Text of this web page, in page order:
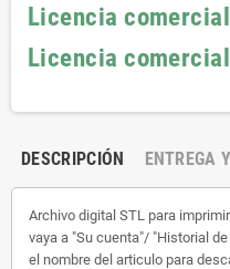
Licencia
Licencia
DESCRIPCIÓN ENTREGA
Archivo digital STL para
vaya a "Su cuenta"/ "Historial
el nombre del articulo para